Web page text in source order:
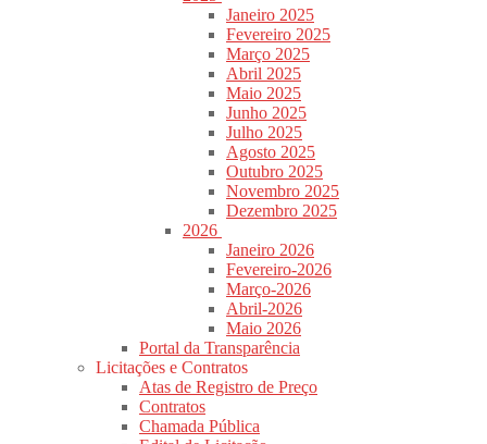
Janeiro 2025
Fevereiro 2025
Março 2025
Abril 2025
Maio 2025
Junho 2025
Julho 2025
Agosto 2025
Outubro 2025
Novembro 2025
Dezembro 2025
2026
Janeiro 2026
Fevereiro-2026
Março-2026
Abril-2026
Maio 2026
Portal da Transparência
Licitações e Contratos
Atas de Registro de Preço
Contratos
Chamada Pública